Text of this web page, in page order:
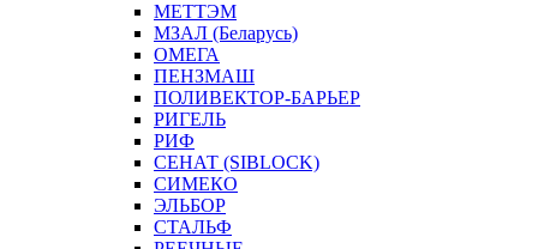
МЕТТЭМ
МЗАЛ (Беларусь)
ОМЕГА
ПЕНЗМАШ
ПОЛИВЕКТОР-БАРЬЕР
РИГЕЛЬ
РИФ
СЕНАТ (SIBLOCK)
СИМЕКО
ЭЛЬБОР
СТАЛЬФ